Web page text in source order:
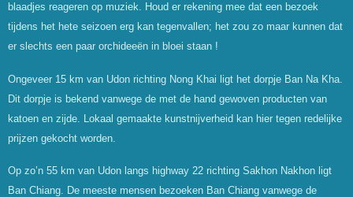
blaadjes reageren op muziek. Houd er rekening mee dat een bezoek
tijdens het hete seizoen erg kan tegenvallen; het zou zo maar kunnen dat
er slechts een paar orchideeën in bloei staan !
Ongeveer 15 km van Udon richting Nong Khai ligt het dorpje Ban Na Kha.
Dit dorpje is bekend vanwege de met de hand gewoven producten van
katoen en zijde. Lokaal gemaakte kunstnijverheid kan hier tegen redelijke
prijzen gekocht worden.
Op zo’n 55 km van Udon langs highway 22 richting Sakhon Nakhon ligt
Ban Chiang. De meeste mensen bezoeken Ban Chiang vanwege de